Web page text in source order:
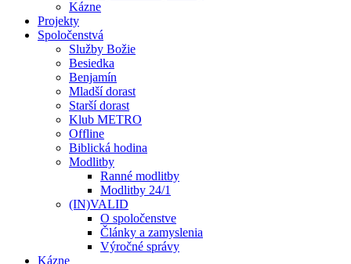
Kázne
Projekty
Spoločenstvá
Služby Božie
Besiedka
Benjamín
Mladší dorast
Starší dorast
Klub METRO
Offline
Biblická hodina
Modlitby
Ranné modlitby
Modlitby 24/1
(IN)VALID
O spoločenstve
Články a zamyslenia
Výročné správy
Kázne